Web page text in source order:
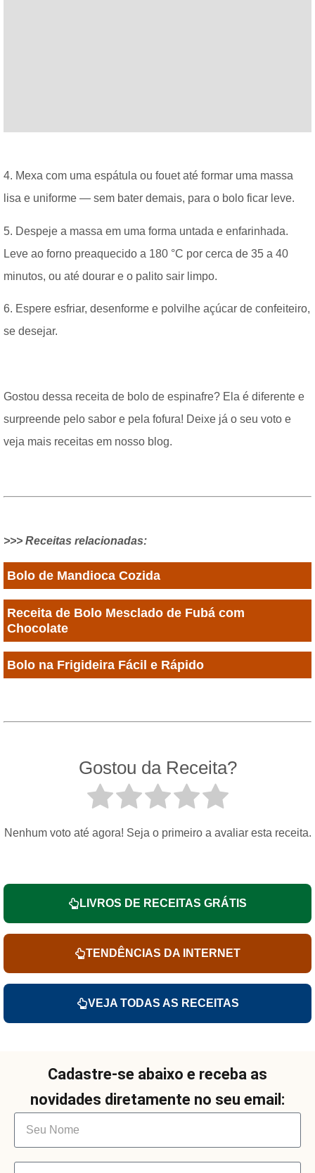
4. Mexa com uma espátula ou fouet até formar uma massa
lisa e uniforme — sem bater demais, para o bolo ficar leve.
5. Despeje a massa em uma forma untada e enfarinhada.
Leve ao forno preaquecido a 180 °C por cerca de 35 a 40
minutos, ou até dourar e o palito sair limpo.
6. Espere esfriar, desenforme e polvilhe açúcar de confeiteiro,
se desejar.
Gostou dessa receita de bolo de espinafre? Ela é diferente e
surpreende pelo sabor e pela fofura! Deixe já o seu voto e
veja mais receitas em nosso blog.
>>> Receitas relacionadas:
Bolo de Mandioca Cozida
Receita de Bolo Mesclado de Fubá com
Chocolate
Bolo na Frigideira Fácil e Rápido
Gostou da Receita?
Nenhum voto até agora! Seja o primeiro a avaliar esta receita.
LIVROS DE RECEITAS GRÁTIS
TENDÊNCIAS DA INTERNET
VEJA TODAS AS RECEITAS
Cadastre-se abaixo e receba as
novidades diretamente no seu email: